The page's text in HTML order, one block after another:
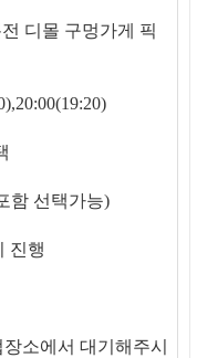
디몰 구멍가게 픽
함 선택가능)
진행
소에서 대기해주시